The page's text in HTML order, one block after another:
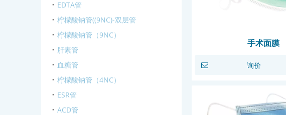
EDTA管
柠檬酸钠管((9NC)-双层管
柠檬酸钠管（9NC）
肝素管
血糖管
柠檬酸钠管（4NC）
ESR管
ACD管
手术面膜
询价